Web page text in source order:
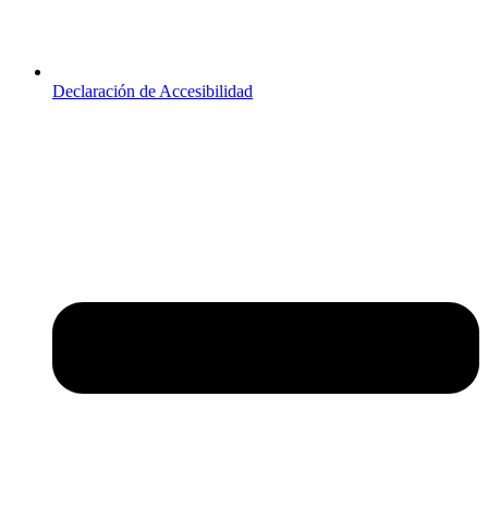
Declaración de Accesibilidad